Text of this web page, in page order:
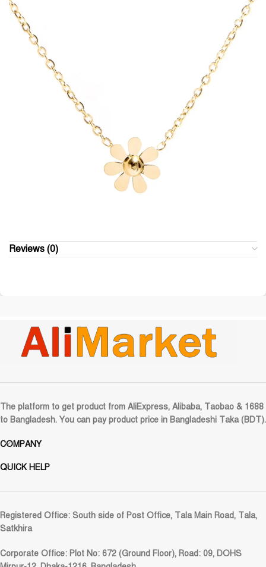
Reviews (0)
The platform to get product from AliExpress, Alibaba, Taobao & 1688
to Bangladesh. You can pay product price in Bangladeshi Taka (BDT).
COMPANY
QUICK HELP
Registered Office: South side of Post Office, Tala Main Road, Tala,
Satkhira
Corporate Office: Plot No: 672 (Ground Floor), Road: 09, DOHS